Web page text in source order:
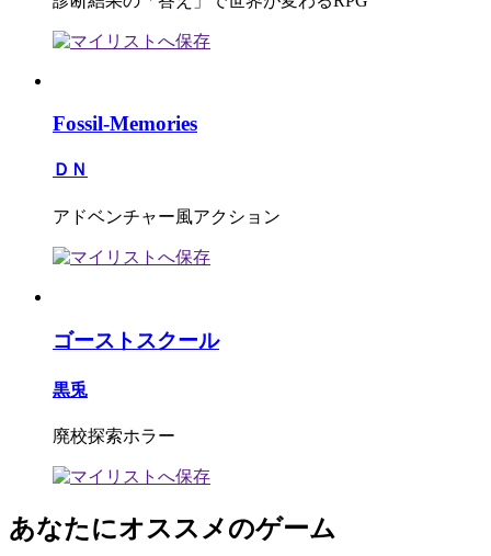
Fossil-Memories
ＤＮ
アドベンチャー風アクション
ゴーストスクール
黒兎
廃校探索ホラー
あなたにオススメのゲーム